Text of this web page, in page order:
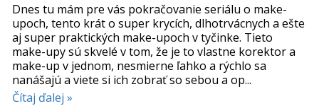
Dnes tu mám pre vás pokračovanie seriálu o make-
upoch, tento krát o super krycích, dlhotrvácnych a ešte
aj super praktických make-upoch v tyčinke. Tieto
make-upy sú skvelé v tom, že je to vlastne korektor a
make-up v jednom, nesmierne ľahko a rýchlo sa
nanášajú a viete si ich zobrať so sebou a op...
Čítaj ďalej »